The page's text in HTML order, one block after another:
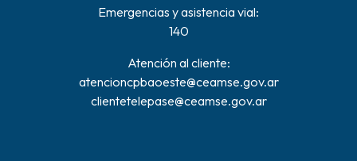
Emergencias y asistencia vial:
140
Atención al cliente:
atencioncpbaoeste@ceamse.gov.ar
clientetelepase@ceamse.gov.ar